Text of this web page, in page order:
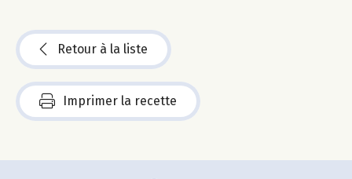
Retour à la liste
Imprimer la recette